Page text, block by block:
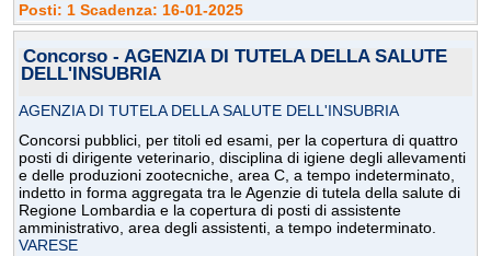
Posti: 1 Scadenza: 16-01-2025
Concorso - AGENZIA DI TUTELA DELLA SALUTE
DELL'INSUBRIA
AGENZIA DI TUTELA DELLA SALUTE DELL'INSUBRIA
Concorsi pubblici, per titoli ed esami, per la copertura di quattro
posti di dirigente veterinario, disciplina di igiene degli allevamenti
e delle produzioni zootecniche, area C, a tempo indeterminato,
indetto in forma aggregata tra le Agenzie di tutela della salute di
Regione Lombardia e la copertura di posti di assistente
amministrativo, area degli assistenti, a tempo indeterminato.
VARESE